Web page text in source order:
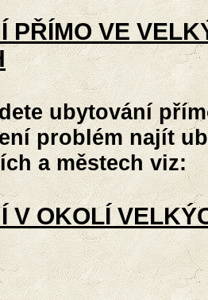
PŘÍMO VE
ubytování
problém najít
a městech viz:
V OKOLÍ